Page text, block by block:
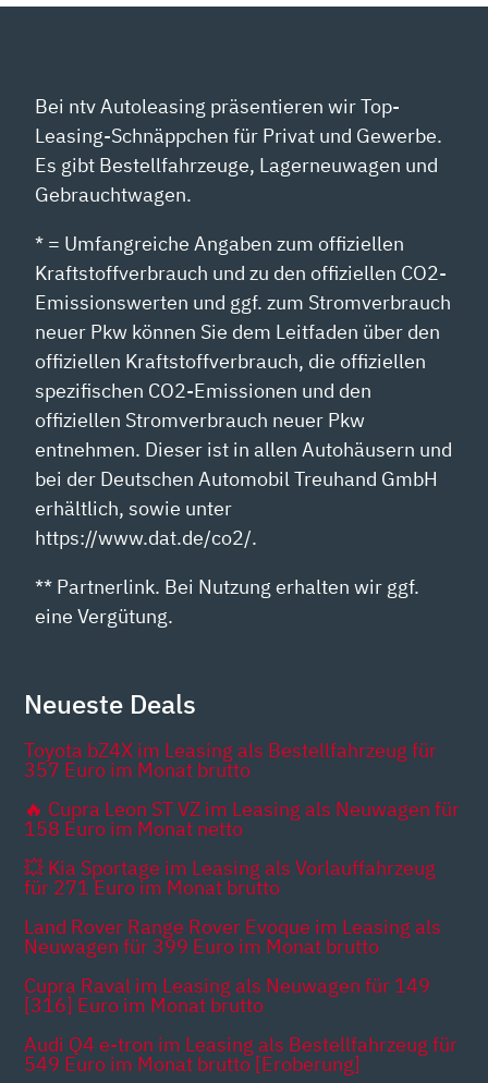
Bei ntv Autoleasing präsentieren wir Top-
Leasing-Schnäppchen für Privat und Gewerbe.
Es gibt Bestellfahrzeuge, Lagerneuwagen und
Gebrauchtwagen.
* = Umfangreiche Angaben zum offiziellen
Kraftstoffverbrauch und zu den offiziellen CO2-
Emissionswerten und ggf. zum Stromverbrauch
neuer Pkw können Sie dem Leitfaden über den
offiziellen Kraftstoffverbrauch, die offiziellen
spezifischen CO2-Emissionen und den
offiziellen Stromverbrauch neuer Pkw
entnehmen. Dieser ist in allen Autohäusern und
bei der Deutschen Automobil Treuhand GmbH
erhältlich, sowie unter
https://www.dat.de/co2/.
** Partnerlink. Bei Nutzung erhalten wir ggf.
eine Vergütung.
Neueste Deals
Toyota bZ4X im Leasing als Bestellfahrzeug für
357 Euro im Monat brutto
🔥 Cupra Leon ST VZ im Leasing als Neuwagen für
158 Euro im Monat netto
💥 Kia Sportage im Leasing als Vorlauffahrzeug
für 271 Euro im Monat brutto
Land Rover Range Rover Evoque im Leasing als
Neuwagen für 399 Euro im Monat brutto
Cupra Raval im Leasing als Neuwagen für 149
[316] Euro im Monat brutto
Audi Q4 e-tron im Leasing als Bestellfahrzeug für
549 Euro im Monat brutto [Eroberung]